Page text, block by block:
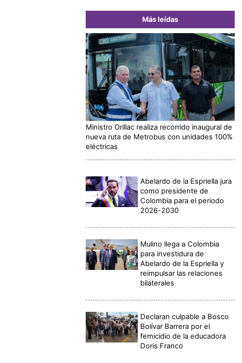
Más leídas
Ministro Orillac realiza recorrido inaugural de
nueva ruta de Metrobus con unidades 100%
eléctricas
Abelardo de la Espriella jura
como presidente de
Colombia para el periodo
2026-2030
Mulino llega a Colombia
para investidura de
Abelardo de la Espriella y
reimpulsar las relaciones
bilaterales
Declaran culpable a Bosco
Bolívar Barrera por el
femicidio de la educadora
Doris Franco